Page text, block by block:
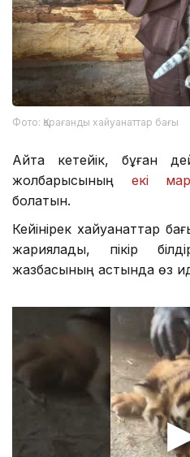
Фото: Қарағанды ​​хайуанаттар бағы
Айта кетейік, бұған
жолбарысының екі
болатын.
Кейінірек хайуанаттар
жариялады, пікір
жазбасының астында өз